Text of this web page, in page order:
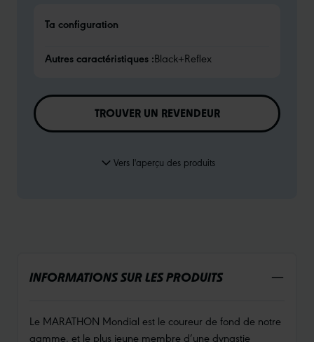
Ta configuration
Autres caractéristiques :Black+Reflex
TROUVER UN REVENDEUR
Vers l'aperçu des produits
INFORMATIONS SUR LES PRODUITS
Le MARATHON Mondial est le coureur de fond de notre
gamme, et le plus jeune membre d’une dynastie